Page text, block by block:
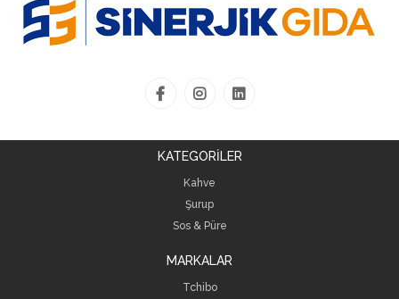
KATEGORİLER
Kahve
Şurup
Sos & Püre
MARKALAR
Tchibo